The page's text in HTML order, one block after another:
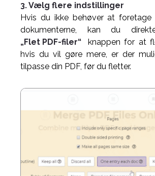
3. Vælg flere indstillinger
Hvis du ikke behøver at
dokumenterne, kan du
„Flet PDF-filer“
knappen for at
hvis du vil gøre mere, er der
tilpasse din PDF, før du fletter.